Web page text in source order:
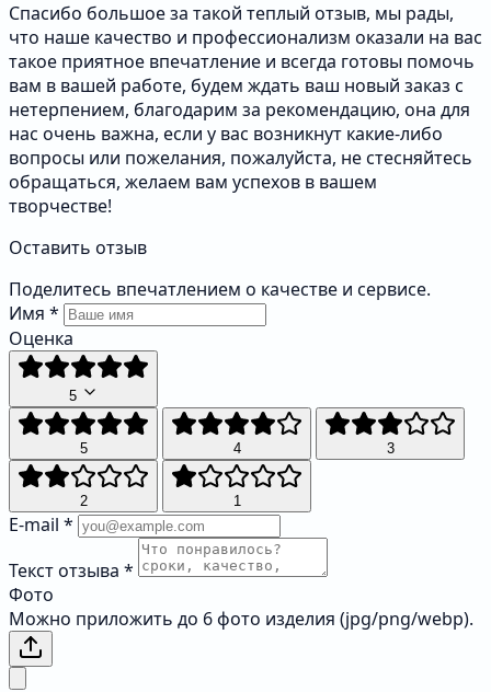
Спасибо большое за такой теплый отзыв, мы рады,
что наше качество и профессионализм оказали на вас
такое приятное впечатление и всегда готовы помочь
вам в вашей работе, будем ждать ваш новый заказ с
нетерпением, благодарим за рекомендацию, она для
нас очень важна, если у вас возникнут какие-либо
вопросы или пожелания, пожалуйста, не стесняйтесь
обращаться, желаем вам успехов в вашем
творчестве!
Оставить отзыв
Поделитесь впечатлением о качестве и сервисе.
Имя *
Оценка
5
5 4 3
2 1
E-mail *
Текст отзыва *
Фото
Можно приложить до 6 фото изделия (jpg/png/webp).